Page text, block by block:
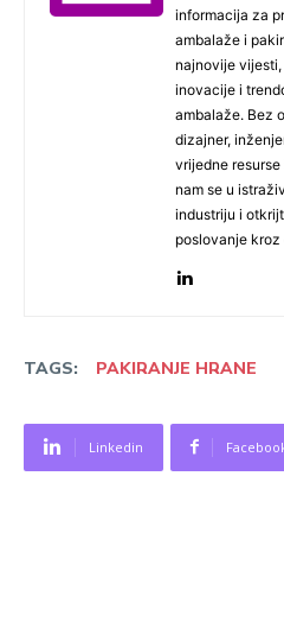
informacija za
ambalaže i
najnovije
inovacije i
ambalaže. Bez
dizajner,
vrijedne
nam se u
industriju i
poslovanje
TAGS: PAKIRANJE HRANE
Linkedin